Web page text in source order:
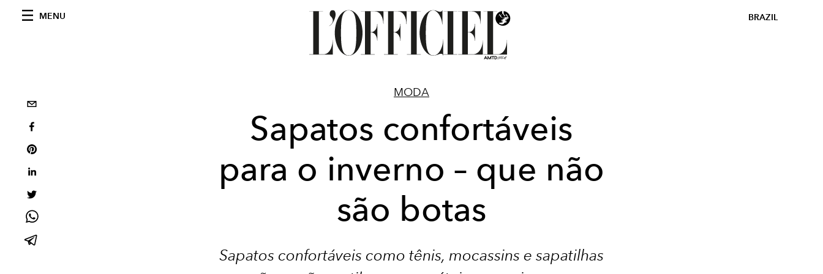
MENU BRAZIL
MODA
Sapatos confortáveis
para o inverno – que não
são botas
Sapatos confortáveis como tênis, mocassins e sapatilhas